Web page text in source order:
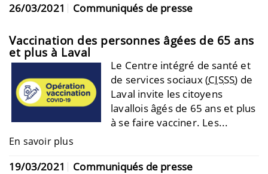
26/03/2021 Communiqués de presse
Vaccination des personnes âgées de 65 ans
et plus à Laval
Le Centre intégré de santé et
de services sociaux (CISSS) de
Laval invite les citoyens
lavallois âgés de 65 ans et plus
à se faire vacciner. Les...
En savoir plus
19/03/2021 Communiqués de presse